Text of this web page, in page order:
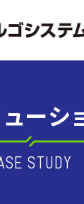
ーシ
STUDY